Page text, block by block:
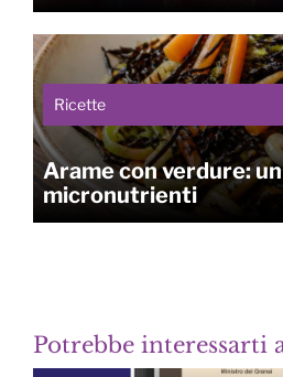
Ricette
Arame con verdure:
micronutrienti
Potrebbe interessarti